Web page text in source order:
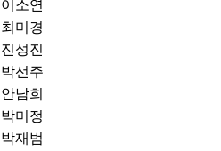
이소연
최미경
진성진
박선주
안남희
박미정
박재범